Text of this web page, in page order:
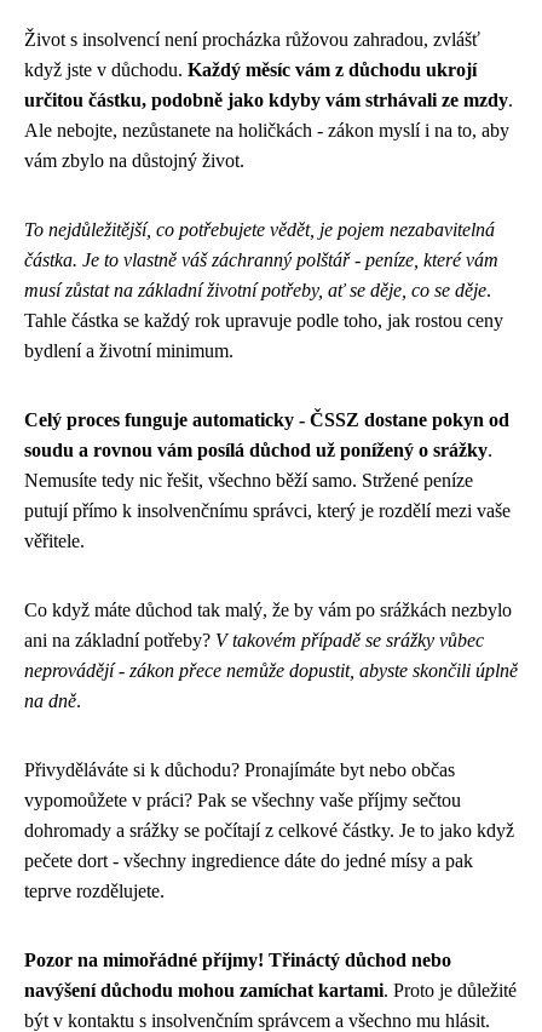
Život s insolvencí není procházka růžovou zahradou, zvlášť
když jste v důchodu. Každý měsíc vám z důchodu ukrojí
určitou částku, podobně jako kdyby vám strhávali ze mzdy.
Ale nebojte, nezůstanete na holičkách - zákon myslí i na to, aby
vám zbylo na důstojný život.
To nejdůležitější, co potřebujete vědět, je pojem nezabavitelná
částka. Je to vlastně váš záchranný polštář - peníze, které vám
musí zůstat na základní životní potřeby, ať se děje, co se děje.
Tahle částka se každý rok upravuje podle toho, jak rostou ceny
bydlení a životní minimum.
Celý proces funguje automaticky - ČSSZ dostane pokyn od
soudu a rovnou vám posílá důchod už ponížený o srážky.
Nemusíte tedy nic řešit, všechno běží samo. Stržené peníze
putují přímo k insolvenčnímu správci, který je rozdělí mezi vaše
věřitele.
Co když máte důchod tak malý, že by vám po srážkách nezbylo
ani na základní potřeby? V takovém případě se srážky vůbec
neprovádějí - zákon přece nemůže dopustit, abyste skončili úplně
na dně.
Přivyděláváte si k důchodu? Pronajímáte byt nebo občas
vypomoůžete v práci? Pak se všechny vaše příjmy sečtou
dohromady a srážky se počítají z celkové částky. Je to jako když
pečete dort - všechny ingredience dáte do jedné mísy a pak
teprve rozdělujete.
Pozor na mimořádné příjmy! Třináctý důchod nebo
navýšení důchodu mohou zamíchat kartami. Proto je důležité
být v kontaktu s insolvenčním správcem a všechno mu hlásit.